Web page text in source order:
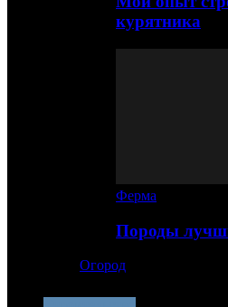
курятника
Ферма
Породы
Огород